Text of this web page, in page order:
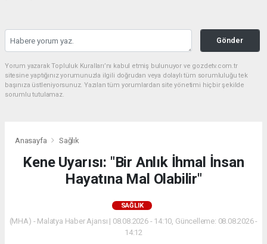
Gönder
Yorum yazarak Topluluk Kuralları’nı kabul etmiş bulunuyor ve gozdetv.com.tr
sitesine yaptığınız yorumunuzla ilgili doğrudan veya dolaylı tüm sorumluluğu tek
başınıza üstleniyorsunuz. Yazılan tüm yorumlardan site yönetimi hiçbir şekilde
sorumlu tutulamaz.
Anasayfa Sağlık
Kene Uyarısı: "Bir Anlık İhmal İnsan
Hayatına Mal Olabilir"
SAĞLIK
(MHA) - Malatya Haber Ajansı | 08.08.2026 - 14:10, Güncelleme: 08.08.2026 -
14:12